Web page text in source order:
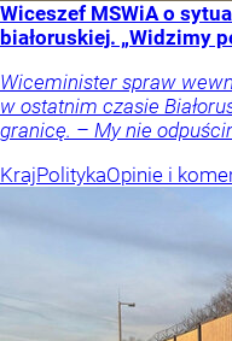
Wiceszef MSWiA o
białoruskiej. „Widzimy
Wiceminister spraw
w ostatnim czasie
granicę. – My nie
KrajPolitykaOpinie i